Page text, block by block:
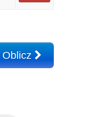
Oblicz